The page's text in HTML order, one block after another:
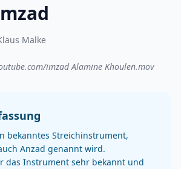
Malke
imzad Alamine Khoulen.mov
bekanntes Streichinstrument,
Anzad genannt wird.
das Instrument sehr bekannt und